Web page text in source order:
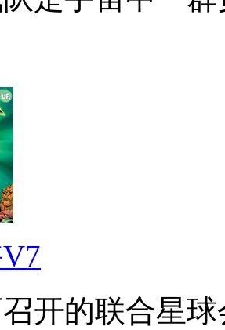
开的联合星